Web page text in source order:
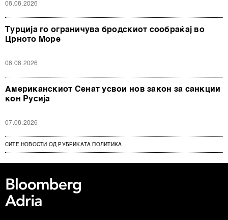
08.08.2026
Турција го ограничува бродскиот сообраќај во
Црното Море
08.08.2026
Американскиот Сенат усвои нов закон за санкции
кон Русија
07.08.2026
СИТЕ НОВОСТИ ОД РУБРИКАТА ПОЛИТИКА